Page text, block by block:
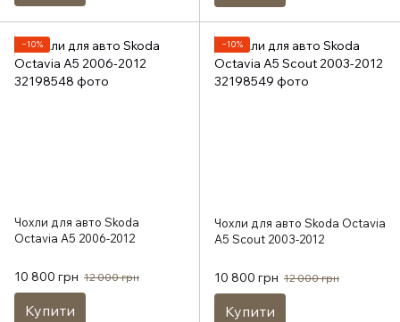
−10%
Чохли для авто Skoda
Octavia A5 2006-2012
10 800 грн 12 000 грн
Купити
−10%
Чохли для авто Skoda Octavia
A5 Scout 2003-2012
10 800 грн 12 000 грн
Купити